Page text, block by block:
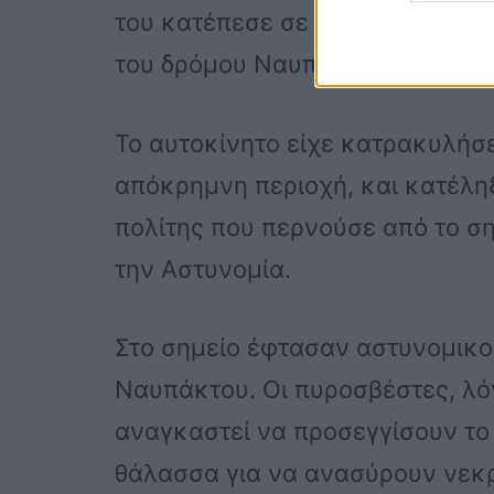
του κατέπεσε σε βραχώδη
του δρόμου Ναυπάκτου- Ιτέας.
Το αυτοκίνητο είχε
απόκρημνη περιοχή, και
πολίτης που περνούσε από το
την Αστυνομία.
Στο σημείο έφτασαν
Ναυπάκτου. Οι πυροσβέστες,
αναγκαστεί να προσεγγίσουν
θάλασσα για να ανασύρουν